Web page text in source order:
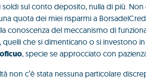
sul conto deposito, nulla di più.
quota dei miei risparmi a
conoscenza del meccanismo di
quelli che si dimenticano o si investono
, specie se approcciato con
non c’è stata nessuna particolare